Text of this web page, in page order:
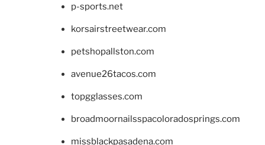
p-sports.net
korsairstreetwear.com
petshopallston.com
avenue26tacos.com
topgglasses.com
broadmoornailsspacoloradosprings.com
missblackpasadena.com